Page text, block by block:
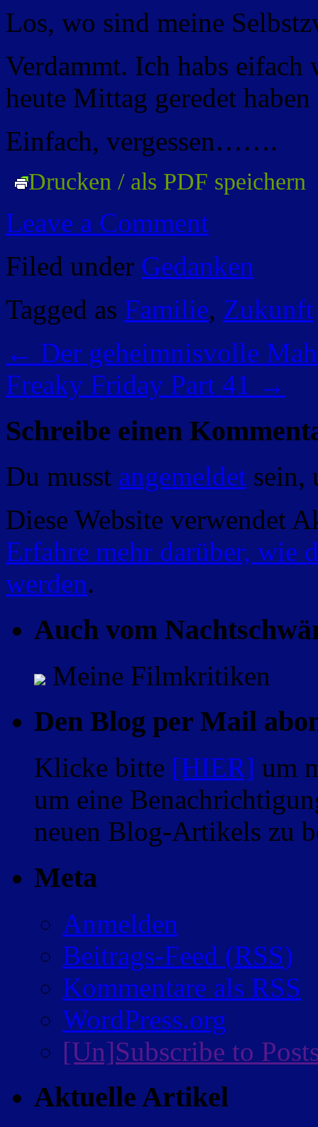
Los, wo sind meine
Verdammt. Ich habs eifach
heute Mittag geredet
Einfach, vergessen…….
Drucken / als PDF speichern
Leave a Comment
Filed under Gedanken
Tagged as Familie, Zukunft
← Der geheimnisvolle
Freaky Friday Part 41 →
Schreibe einen
Du musst angemeldet sein,
Diese Website verwendet
Erfahre mehr darüber, wie
werden.
Auch vom
Meine Filmkritiken
Den Blog per Mail
Klicke bitte [HIER] um
um eine
neuen Blog-Artikels zu
Meta
Anmelden
Beitrags-Feed (RSS)
Kommentare als RSS
WordPress.org
[Un]Subscribe to
Aktuelle Artikel